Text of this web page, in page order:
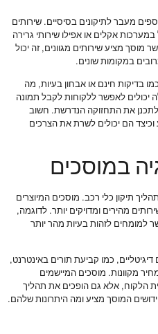
מעבר לתיקונים בסיסיים. שירותים
אקלים או אפילו שירותי גרירה
מוסך מציע שירותים מגוונים, זה יכול
במקומות שונים.
בדיקות חינם או אבחון בעיות, מה
יכולים לאפשר ללקוחות לקבל תמונה
את התחזוקה הנדרשת. חשוב
וכיצד הם יכולים לשרת את הצרכים
במוסכים
תיקון כלי רכב. מוסכים המיוצרים
מהירים ומדויקים יותר. לדוגמה,
לזהות בעיות מהר יותר
כמו קביעת תורים באינטרנט,
מקוונות. מוסכים המיישמים
הלקוח, אלא גם הופכים את תהליך
המוסך מציע ומה היתרונות שלהם.